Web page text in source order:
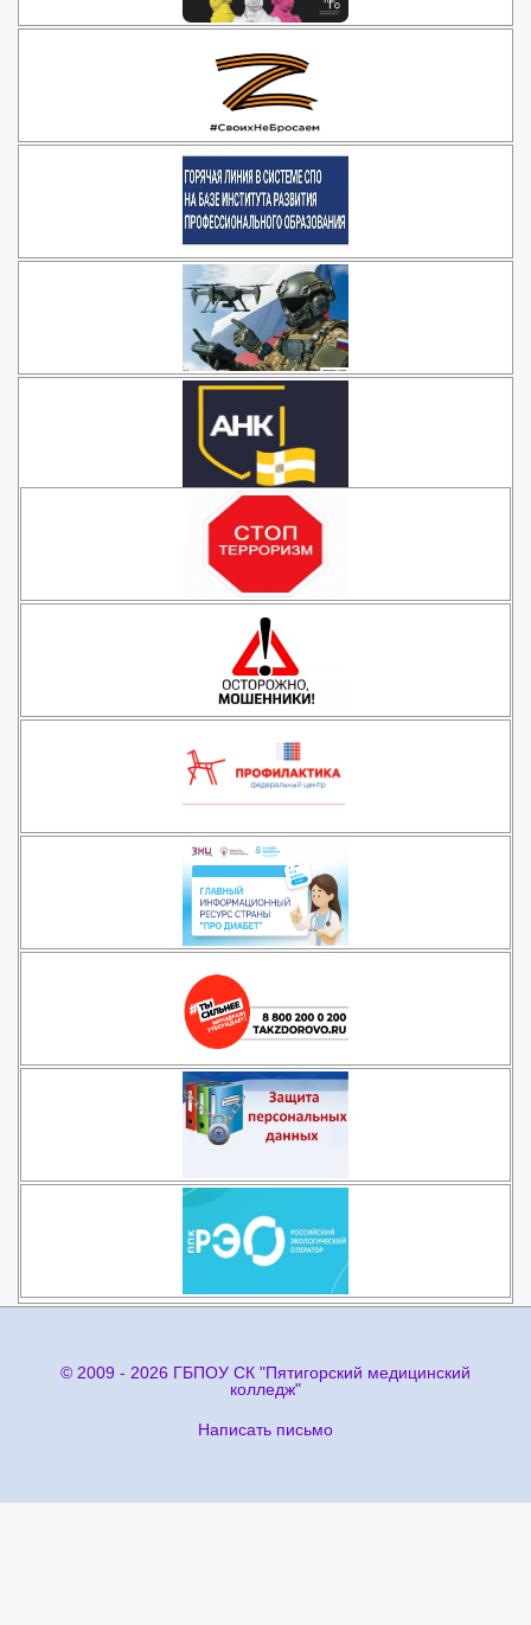
© 2009 - 2026 ГБПОУ СК "Пятигорский медицинский
колледж"
Написать письмо